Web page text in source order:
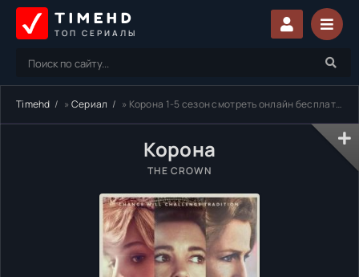
TIMEHD
ТОП СЕРИАЛЫ
Timehd »Сериал » Корона 1-5 сезон смотреть онлайн бесплатно
Корона
THE CROWN